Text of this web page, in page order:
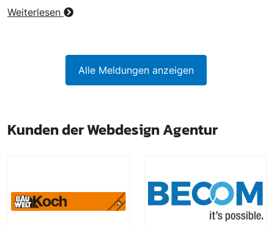
Weiterlesen
Alle Meldungen anzeigen
Kunden der Webdesign Agentur